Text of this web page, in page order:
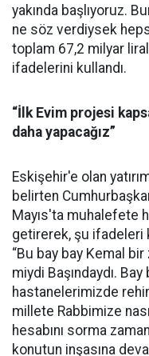
yakında başlıyoruz.
ne söz verdiysek
toplam 67,2 milyar
ifadelerini kullandı.
“İlk Evim projesi
daha yapacağız”
Eskişehir'e olan
belirten
Mayıs'ta muhalefete
getirerek, şu ifadeleri
“Bu bay bay Kemal bir
miydi Başındaydı.
hastanelerimizde
millete Rabbimize
hesabını sorma
konutun inşasına